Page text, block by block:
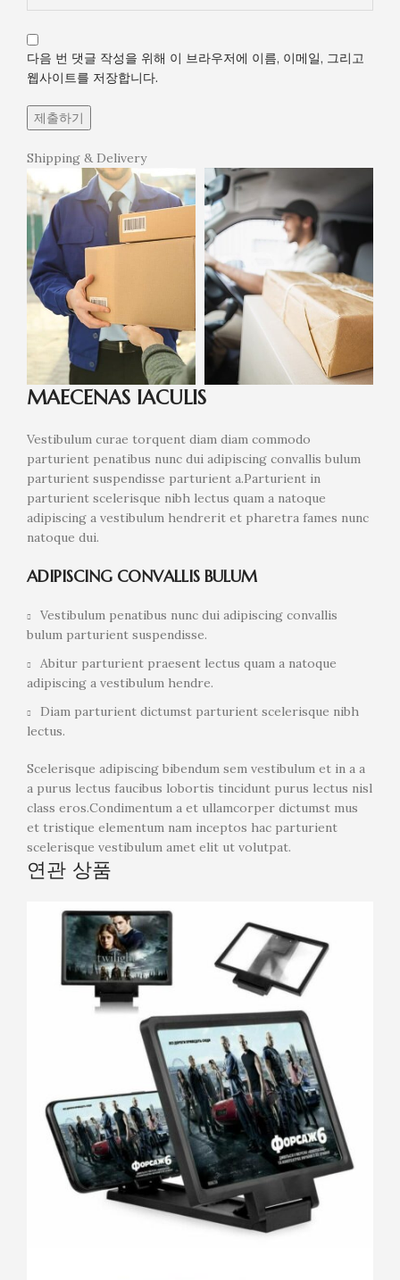
다음 번 댓글 작성을 위해 이 브라우저에 이름, 이메일, 그리고
웹사이트를 저장합니다.
Shipping & Delivery
MAECENAS IACULIS
Vestibulum curae torquent diam diam commodo
parturient penatibus nunc dui adipiscing convallis bulum
parturient suspendisse parturient a.Parturient in
parturient scelerisque nibh lectus quam a natoque
adipiscing a vestibulum hendrerit et pharetra fames nunc
natoque dui.
ADIPISCING CONVALLIS BULUM
Vestibulum penatibus nunc dui adipiscing convallis
bulum parturient suspendisse.
Abitur parturient praesent lectus quam a natoque
adipiscing a vestibulum hendre.
Diam parturient dictumst parturient scelerisque nibh
lectus.
Scelerisque adipiscing bibendum sem vestibulum et in a a
a purus lectus faucibus lobortis tincidunt purus lectus nisl
class eros.Condimentum a et ullamcorper dictumst mus
et tristique elementum nam inceptos hac parturient
scelerisque vestibulum amet elit ut volutpat.
연관 상품